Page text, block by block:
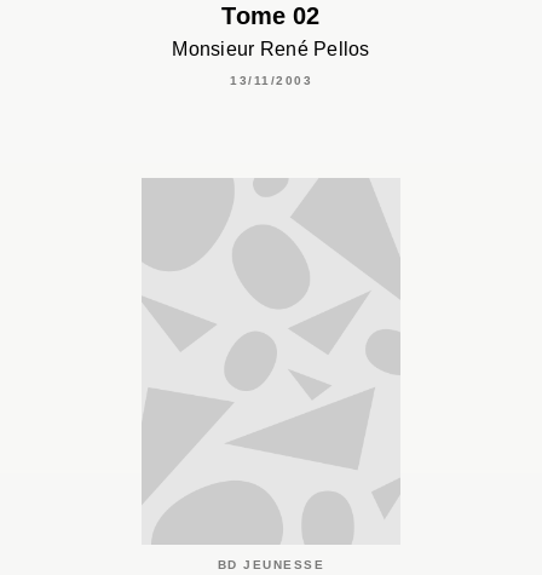
Tome 02
Monsieur René Pellos
13/11/2003
BD JEUNESSE